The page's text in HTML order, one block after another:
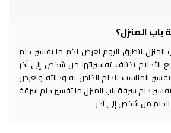
المنزل؟
نتطرق اليوم لعرض لكم ما تفسير حلم
الأحلام تختلف تفسيراتها من شخص إلى آخر
المناسب للحلم الخاص به وحالته ونعرض
حلم سرقة باب المنزل ما تفسير حلم سرقة
الحلم من شخص إلى آخر